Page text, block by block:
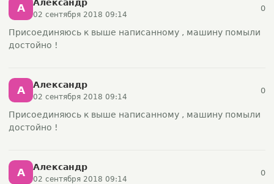
А Александр
02 сентября 2018 09:14
0
Присоединяюсь к выше написанному , машину помыли
достойно !
А Александр
02 сентября 2018 09:14
0
Присоединяюсь к выше написанному , машину помыли
достойно !
А Александр
02 сентября 2018 09:14
0